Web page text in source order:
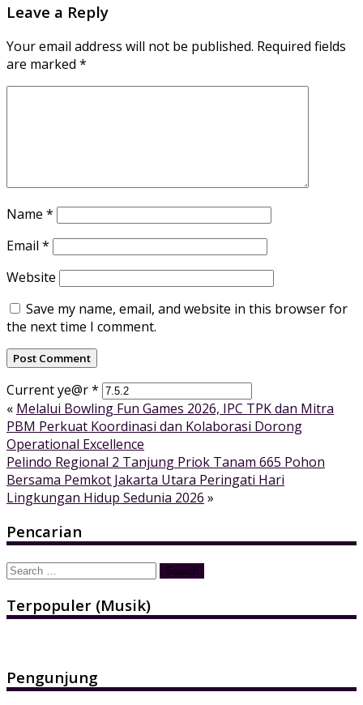
Leave a Reply
Your email address will not be published. Required fields
are marked *
Name *
Email *
Website
Save my name, email, and website in this browser for
the next time I comment.
Current ye@r*
« Melalui Bowling Fun Games 2026, IPC TPK dan Mitra
PBM Perkuat Koordinasi dan Kolaborasi Dorong
Operational Excellence
Pelindo Regional 2 Tanjung Priok Tanam 665 Pohon
Bersama Pemkot Jakarta Utara Peringati Hari
Lingkungan Hidup Sedunia 2026 »
Pencarian
Search
Terpopuler (Musik)
Pengunjung